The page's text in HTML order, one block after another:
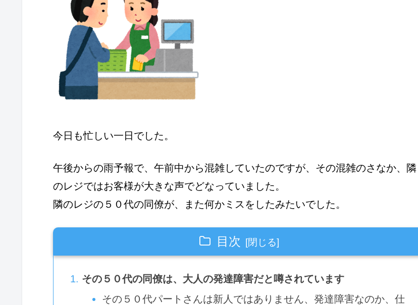
今日も忙しい一日でした。
午後からの雨予報で、午前中から混雑していたのですが、その混雑のさなか、隣
のレジではお客様が大きな声でどなっていました。
隣のレジの５０代の同僚が、また何かミスをしたみたいでした。
目次
その５０代の同僚は、大人の発達障害だと噂されています
その５０代パートさんは新人ではありません、発達障害なのか、仕